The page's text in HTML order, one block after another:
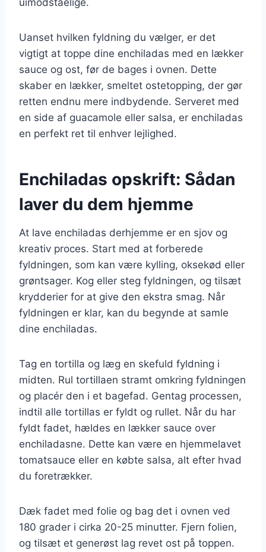
Uanset hvilken fyldning du vælger, er det
vigtigt at toppe dine enchiladas med en lækker
sauce og ost, før de bages i ovnen. Dette
skaber en lækker, smeltet ostetopping, der gør
retten endnu mere indbydende. Serveret med
en side af guacamole eller salsa, er enchiladas
en perfekt ret til enhver lejlighed.
Enchiladas opskrift: Sådan
laver du dem hjemme
At lave enchiladas derhjemme er en sjov og
kreativ proces. Start med at forberede
fyldningen, som kan være kylling, oksekød eller
grøntsager. Kog eller steg fyldningen, og tilsæt
krydderier for at give den ekstra smag. Når
fyldningen er klar, kan du begynde at samle
dine enchiladas.
Tag en tortilla og læg en skefuld fyldning i
midten. Rul tortillaen stramt omkring fyldningen
og placér den i et bagefad. Gentag processen,
indtil alle tortillas er fyldt og rullet. Når du har
fyldt fadet, hældes en lækker sauce over
enchiladasne. Dette kan være en hjemmelavet
tomatsauce eller en købte salsa, alt efter hvad
du foretrækker.
Dæk fadet med folie og bag det i ovnen ved
180 grader i cirka 20-25 minutter. Fjern folien,
og tilsæt et generøst lag revet ost på toppen.